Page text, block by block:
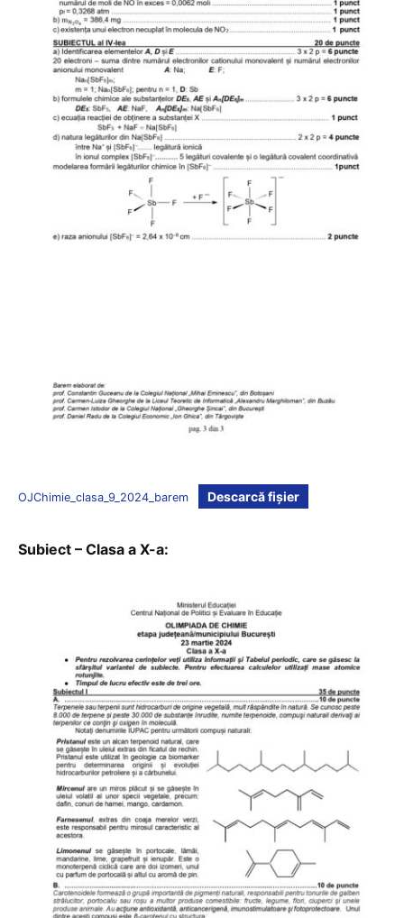
OJChimie_clasa_9_2024_barem Descarcă fișier
Subiect – Clasa a X-a: